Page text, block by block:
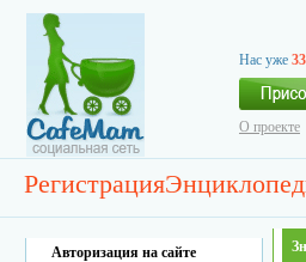
Нас уже
О проекте
Регистрация
Авторизация на сайте